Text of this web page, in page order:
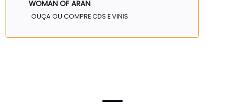
WOMAN OF ARAN
OUÇA OU COMPRE CDS E VINIS